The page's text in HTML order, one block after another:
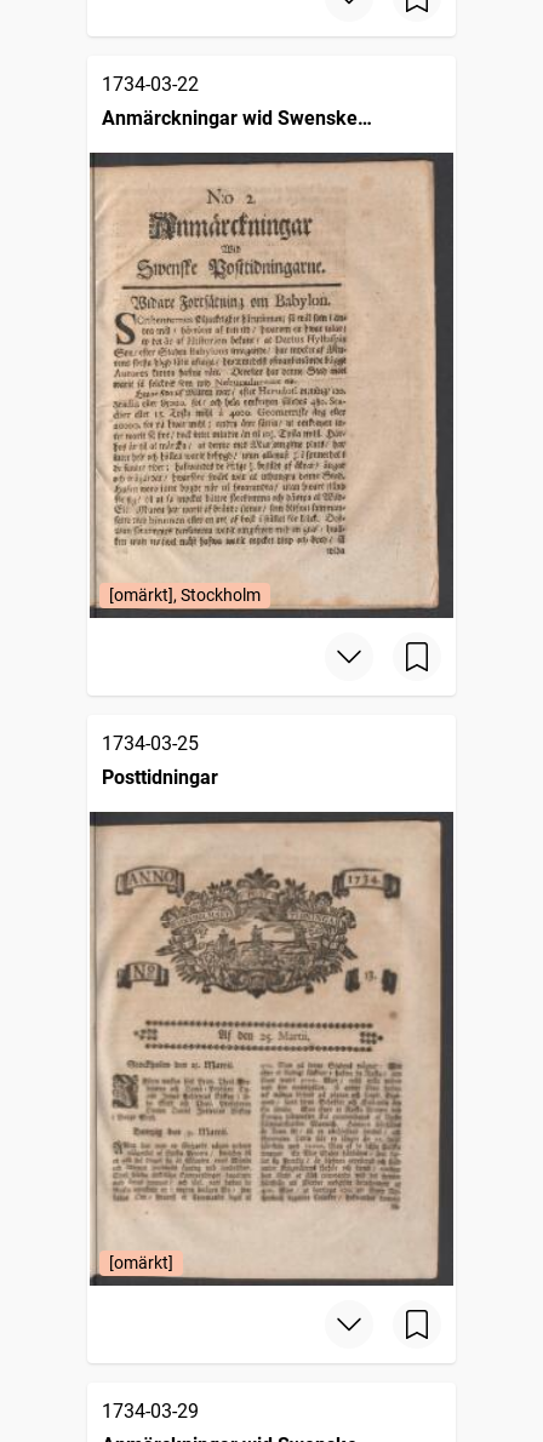
1734-03-22
Anmärckningar wid Swenske
[omärkt], Stockholm
1734-03-25
Posttidningar
[omärkt]
1734-03-29